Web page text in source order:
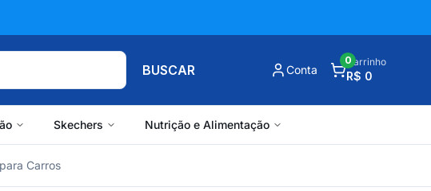
BUSCAR Conta
Carrinho
R$ 0
0
Skechers Nutrição e Alimentação
Carros